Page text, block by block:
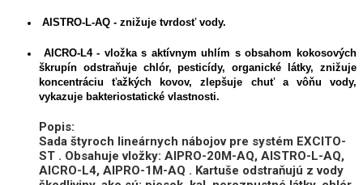
AISTRO-L-AQ - znižuje tvrdosť vody.
AICRO-L4- vložka s aktívnym uhlím s obsahom kokosových
škrupín odstraňuje chlór, pesticídy, organické látky, znižuje
koncentráciu ťažkých kovov, zlepšuje chuť a vôňu vody,
vykazuje bakteriostatické vlastnosti.
Popis:
Sada štyroch lineárnych nábojov pre systém EXCITO-
ST . Obsahuje vložky: AIPRO-20M-AQ, AISTRO-L-AQ,
AICRO-L4, AIPRO-1M-AQ . Kartuše odstraňujú z vody